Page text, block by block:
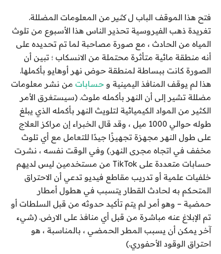
فتح هذا الموقف الباب لكثير من المعلومات المضللة.
تغريدة ذهب الفيروسية تحذير الناس هذا الأسبوع من تلوث
المياه من الحادث ، مع صورة مصاحبة لما تم تحديده على
أنه منطقة مائية متأثرة محتملة من الانسكاب ؛ تبين أن
الصورة كانت ببساطة لمنطقة حوض نهر أوهايو بأكملها.
هذا لم يوقف المنافذ اليمينية و حسابات من نشر معلومات
مضللة تشير إلى أن النهر بأكمله ملوث. (سيستغرق الأمر
الكثير من المواد الكيميائية لتلويث النهر بأكمله الذي يبلغ
طوله حوالي 1000 ميل ، وقد قال الخبراء إن مراكز العلاج
على طول النهر مجهزة تجهيزًا جيدًا للتعامل مع أي تلوث
مخفف في اتجاه مجرى النهر.) وفي الوقت نفسه ، نشرت
حسابات متعددة على TikTok من مستخدمين ليس لديهم
خلفيات علمية أو تدريب مقاطع فيديو تدعي أن الاحتراق
المتحكم به لحادث القطار يتسبب في هطول أمطار
حمضية – وهو أمر لم يتم تأكيد حدوثه من قبل السلطات أو
تم الإبلاغ عنه مباشرة من قبل أي منافذ على الارض. (شيء
آخر يمكن أن يسبب المطر الحمضي ، بالمناسبة ، هو
احتراق الوقود الأحفوري.)